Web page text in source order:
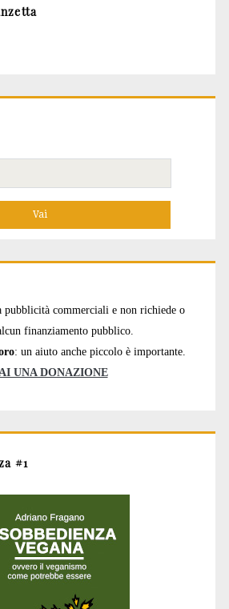
pubblicità commerciali e non richiede o
finanziamento pubblico.
: un aiuto anche piccolo è importante.
UNA DONAZIONE
#1